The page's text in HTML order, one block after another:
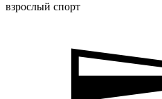
взрослый спорт